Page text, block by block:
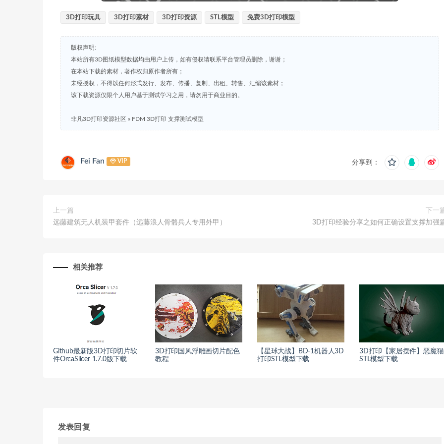
3D打印玩具 3D打印素材 3D打印资源 STL模型 免费3D打印模型
版权声明:
本站所有3D图纸模型数据均由用户上传，如有侵权请联系平台管理员删除，谢谢；
在本站下载的素材，著作权归原作者所有；
未经授权，不得以任何形式发行、发布、传播、复制、出租、转售、汇编该素材；
该下载资源仅限个人用户基于测试学习之用，请勿用于商业目的。
非凡3D打印资源社区 » FDM 3D打印 支撑测试模型
Fei Fan VIP 分享到：
上一篇
远藤建筑无人机装甲套件（远藤浪人骨骼兵人专用外甲）
下一
3D打印经验分享之如何正确设置支撑加强
相关推荐
Github最新版3D打印切片软
件OrcaSlicer 1.7.0版下载
3D打印国风浮雕画切片配色
教程
【星球大战】BD-1机器人3D
打印STL模型下载
3D打印【家居摆件】恶魔
STL模型下载
发表回复